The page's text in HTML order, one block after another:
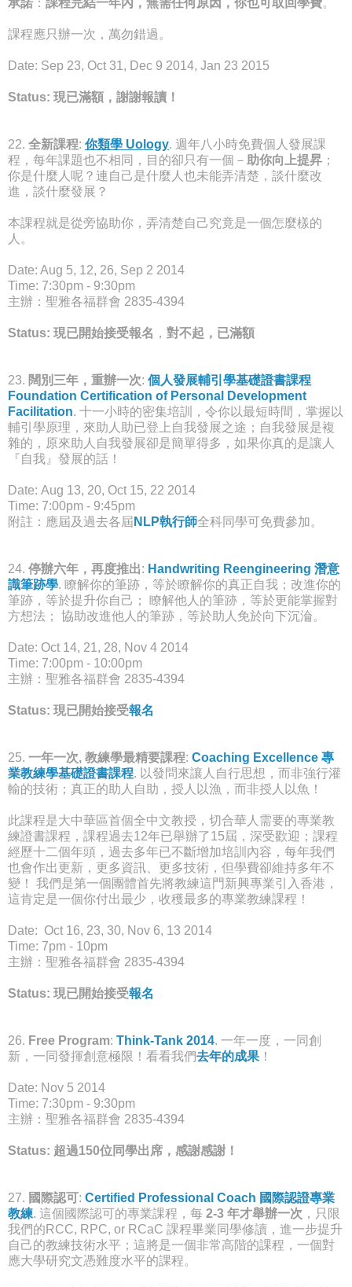
課程應只辦一次，萬勿錯過。
Date: Sep 23, Oct 31, Dec 9 2014, Jan 23 2015
Status: 現已滿額，謝謝報讀！
22. 全新課程: 你類學 Uology. 週年八小時免費個人發展課
程，每年課題也不相同，目的卻只有一個－ 助你向上提昇 ；
你是什麼人呢？連自己是什麼人也未能弄清楚，談什麼改
進，談什麼發展？
本課程就是從旁協助你，弄清楚自己究竟是一個怎麼樣的
人。
Date: Aug 5, 12, 26, Sep 2 2014
Time: 7:30pm - 9:30pm
主辦：聖雅各福群會 2835-4394
Status: 現已開始接受報名 ， 對不起，已滿額
23. 闊別三年，重辦一次: 個人發展輔引學基礎證書課程
Foundation Certification of Personal Development
Facilitation. 十一小時的密集培訓，令你以最短時間，掌握以
輔引學原理，來助人助已登上自我發展之途；自我發展是複
雜的，原來助人自我發展卻是簡單得多，如果你真的是讓人
『自我』發展的話！
Date: Aug 13, 20, Oct 15, 22 2014
Time: 7:00pm - 9:45pm
附註：應屆及過去各屆 NLP執行師全科同學可免費參加。
24. 停辦六年，再度推出: Handwriting Reengineering 潛意
識筆跡學. 瞭解你的筆跡，等於瞭解你的真正自我；改進你的
筆跡，等於提升你自己； 瞭解他人的筆跡，等於更能掌握對
方想法； 協助改進他人的筆跡，等於助人免於向下沉淪。
Date: Oct 14, 21, 28, Nov 4 2014
Time: 7:00pm - 10:00pm
主辦：聖雅各福群會 2835-4394
Status: 現已開始接受報名
25. 一年一次, 教練學最精要課程: Coaching Excellence 專
業教練學基礎證書課程. 以發問來讓人自行思想，而非強行灌
輸的技術；真正的助人自助，授人以漁，而非授人以魚！
此課程是大中華區首個全中文教授，切合華人需要的專業教
練證書課程，課程過去12年已舉辦了15屆，深受歡迎；課程
經歷十二個年頭，過去多年已不斷增加培訓內容，每年我們
也會作出更新，更多資訊、更多技術，但學費卻維持多年不
變！ 我們是第一個團體首先將教練這門新興專業引入香港，
這肯定是一個你付出最少，收穫最多的專業教練課程！
Date: Oct 16, 23, 30, Nov 6, 13 2014
Time: 7pm - 10pm
主辦：聖雅各福群會 2835-4394
Status: 現已開始接受報名
26. Free Program: Think-Tank 2014. 一年一度，一同創
新，一同發揮創意極限！看看我們去年的成果 ！
Date: Nov 5 2014
Time: 7:30pm - 9:30pm
主辦：聖雅各福群會 2835-4394
Status: 超過150位同學出席，感謝感謝！
27. 國際認可: Certified Professional Coach 國際認證專業
教練. 這個國際認可的專業課程，每 2-3 年才舉辦一次 ，只限
我們的RCC, RPC, or RCaC 課程畢業同學修讀，進一步提升
自己的教練技術水平；這將是一個非常高階的課程，一個對
應大學研究文憑難度水平的課程。